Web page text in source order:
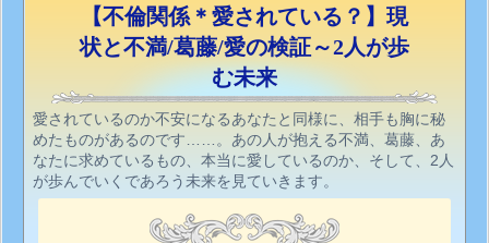
【不倫関係＊愛されている？】現
状と不満/葛藤/愛の検証～2人が歩
む未来
愛されているのか不安になるあなたと同様に、相手も胸に秘
めたものがあるのです……。あの人が抱える不満、葛藤、あ
なたに求めているもの、本当に愛しているのか、そして、2人
が歩んでいくであろう未来を見ていきます。